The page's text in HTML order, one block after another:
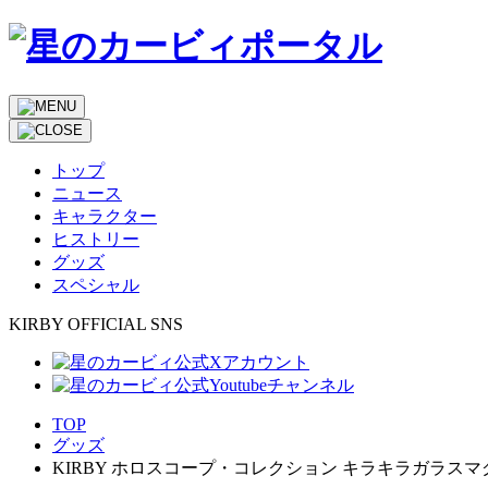
トップ
ニュース
キャラクター
ヒストリー
グッズ
スペシャル
KIRBY OFFICIAL SNS
TOP
グッズ
KIRBY ホロスコープ・コレクション キラキラガラスマ